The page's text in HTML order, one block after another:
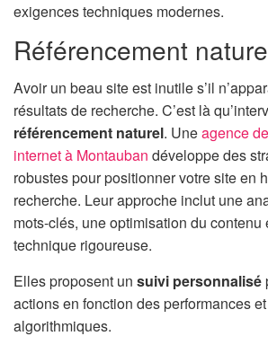
exigences techniques modernes.
Référencement
Avoir un beau site est inutile s’il
résultats de recherche. C’est là
référencement naturel. Uneagence
internet à Montauban développe des
robustes pour positionner votre site en
recherche. Leur approche inclut une
mots-clés, une optimisation du contenu
technique rigoureuse.
Elles proposent un suivi personnalisé
actions en fonction des performances
algorithmiques.